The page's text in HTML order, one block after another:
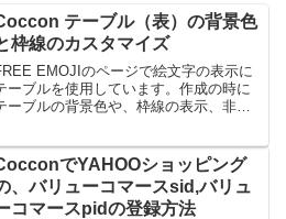
テーブル（表）の背景色
枠線のカスタマイズ
EMOJIのページで絵文字の表示に
ーブルを使用しています。作成の時に
ーブルの背景色や、枠線の表示、非表
。ホームページ全体のテーブルを変え
い場合は外観...
でYAHOOショッピング
、バリューコマースsid,バリュ
コマースpidの登録方法